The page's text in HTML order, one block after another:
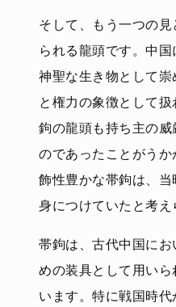
そして、もう一つの
られる龍頭です。中
神聖な生き物として
と権力の象徴として
鉤の龍頭も持ち主の
のであったことがう
飾性豊かな帯鉤は、
身につけていたと考え
帯鉤は、古代中国に
めの装具として用い
います。特に戦国時